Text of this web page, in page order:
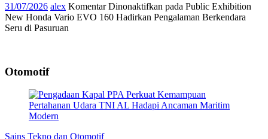
31/07/2026 alex Komentar Dinonaktifkan pada Public Exhibition
New Honda Vario EVO 160 Hadirkan Pengalaman Berkendara
Seru di Pasuruan
Otomotif
Sains Tekno dan Otomotif